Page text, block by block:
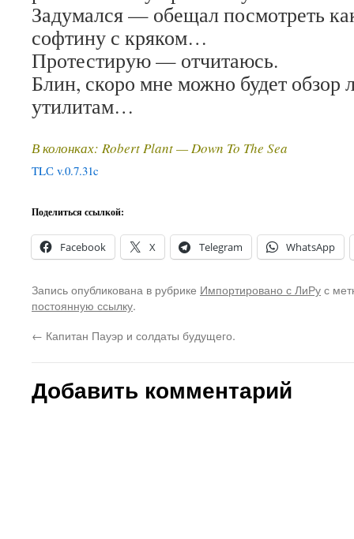
Задумался — обещал посмотреть
софтину с кряком…
Протестирую — отчитаюсь.
Блин, скоро мне можно будет обзор
утилитам…
В колонках: Robert Plant — Down To The Sea
TLС v.0.7.31c
Поделиться ссылкой:
Facebook X Telegram WhatsApp
Запись опубликована в рубрике Импортировано с ЛиРус
постоянную ссылку.
← Капитан Пауэр и солдаты будущего.
Добавить комментарий